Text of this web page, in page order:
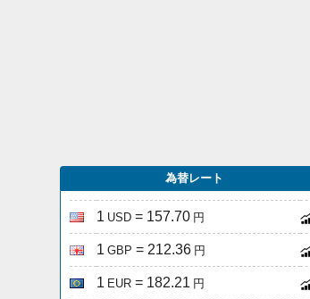
為替レート
1 USD = 157.70 円
1 GBP = 212.36 円
1 EUR = 182.21 円